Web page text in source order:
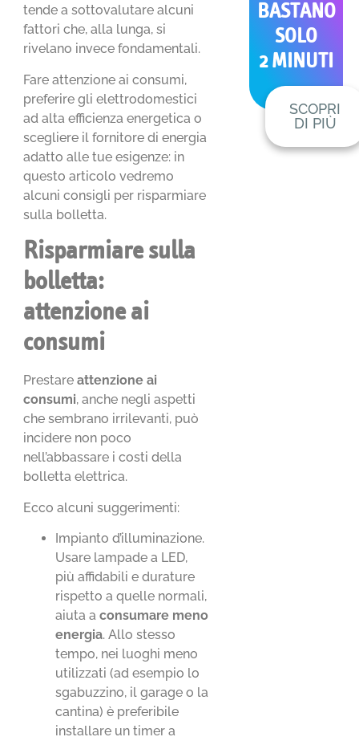
tende a sottovalutare alcuni
fattori che, alla lunga, si
rivelano invece fondamentali.
Fare attenzione ai consumi,
preferire gli elettrodomestici
ad alta efficienza energetica o
scegliere il fornitore di energia
adatto alle tue esigenze: in
questo articolo vedremo
alcuni consigli per risparmiare
sulla bolletta.
Risparmiare sulla
bolletta:
attenzione ai
consumi
Prestareattenzione ai
consumi, anche negli aspetti
che sembrano irrilevanti, può
incidere non poco
nell’abbassare i costi della
bolletta elettrica.
Ecco alcuni suggerimenti:
Impianto d’illuminazione.
Usare lampade a LED,
più affidabili e durature
rispetto a quelle normali,
aiuta aconsumare meno
energia. Allo stesso
tempo, nei luoghi meno
utilizzati (ad esempio lo
sgabuzzino, il garage o la
cantina) è preferibile
installare un timer a
BASTANO
SOLO
2 MINUTI
SCOPRI
DI PIÙ